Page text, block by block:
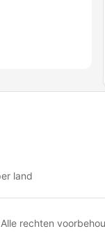
land
rechten